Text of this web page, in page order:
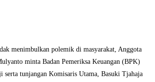
menimbulkan polemik di masyarakat, Anggota
minta Badan Pemeriksa Keuangan (BPK)
serta tunjangan Komisaris Utama, Basuki Tjahaja